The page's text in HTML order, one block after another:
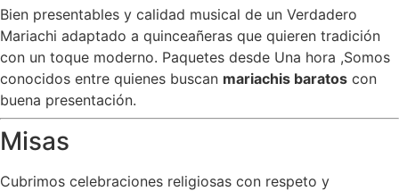
Bien presentables y calidad musical de un Verdadero
Mariachi adaptado a quinceañeras que quieren tradición
con un toque moderno. Paquetes desde Una hora ,Somos
conocidos entre quienes buscan mariachis baratos con
buena presentación.
Misas
Cubrimos celebraciones religiosas con respeto y